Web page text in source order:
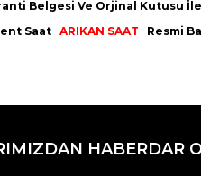
Belgesi Ve Orjinal Kutusu
Saat ARIKAN SAAT Resmi
için teşekkür ederiz.
bozuk veya görüntülenemiyor.
HABERDAR